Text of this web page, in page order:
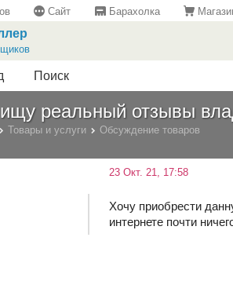
Сайт Барахолка
Поиск
реальный отзывы
Товары и услуги Обсуждение товаров
23 Окт. 21, 17:58
Хочу приобрести
интернете почти